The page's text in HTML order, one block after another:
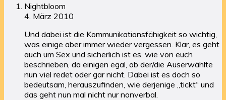
Nightbloom
4. März 2010
Und dabei ist die Kommunikationsfähigkeit so wichtig,
was einige aber immer wieder vergessen. Klar, es geht
auch um Sex und sicherlich ist es, wie von euch
beschrieben, da einigen egal, ob der/die Auserwählte
nun viel redet oder gar nicht. Dabei ist es doch so
bedeutsam, herauszufinden, wie derjenige „tickt“ und
das geht nun mal nicht nur nonverbal.